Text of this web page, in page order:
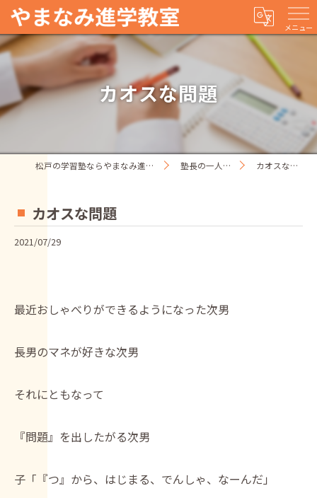
メニュー
カオスな問題
松戸の学習塾ならやまなみ進学教室 塾長の一人ごと カオスな問題
カオスな問題
2021/07/29
最近おしゃべりができるようになった次男
長男のマネが好きな次男
それにともなって
『問題』を出したがる次男
子「『つ』から、はじまる、でんしゃ、なーんだ」